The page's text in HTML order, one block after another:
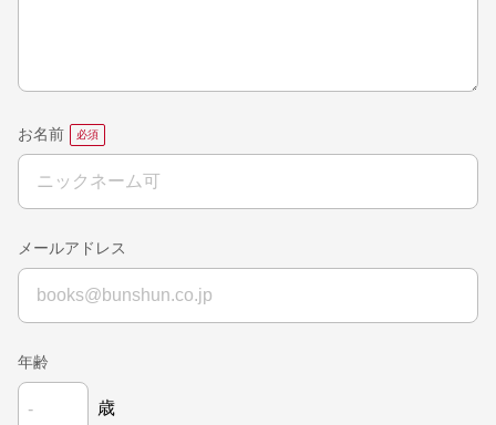
お名前
メールアドレス
年齢
歳